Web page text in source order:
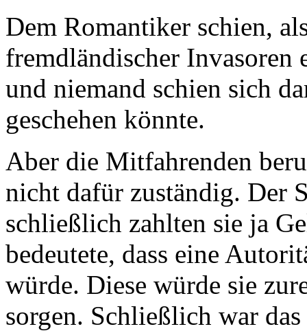
Dem Romantiker schien,
fremdländischer
und niemand schien sich
geschehen könnte.
Aber die Mitfahrenden
nicht dafür zuständig. Der
schließlich zahlten sie ja
bedeutete, dass eine
würde. Diese würde sie
sorgen. Schließlich war